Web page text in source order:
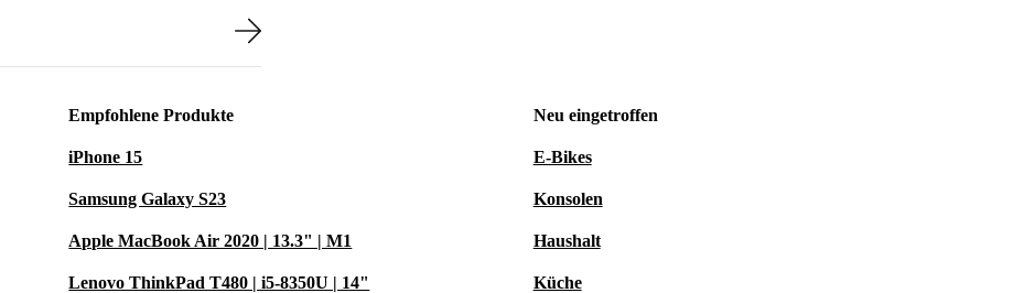
Empfohlene Produkte
iPhone 15
Samsung Galaxy S23
Apple MacBook Air 2020 | 13.3" | M1
Lenovo ThinkPad T480 | i5-8350U | 14"
Neu eingetroffen
E-Bikes
Konsolen
Haushalt
Küche